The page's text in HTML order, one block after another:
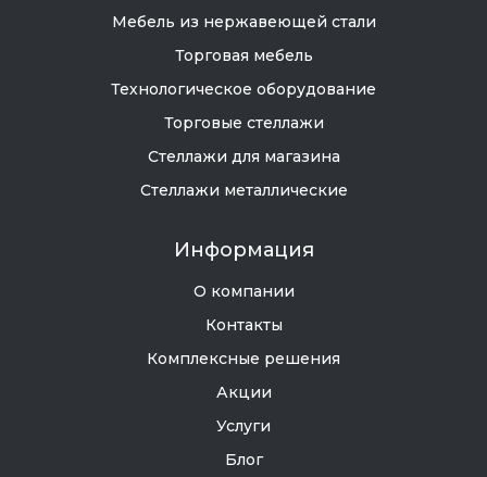
Мебель из нержавеющей стали
Торговая мебель
Технологическое оборудование
Торговые стеллажи
Стеллажи для магазина
Стеллажи металлические
Информация
О компании
Контакты
Комплексные решения
Акции
Услуги
Блог